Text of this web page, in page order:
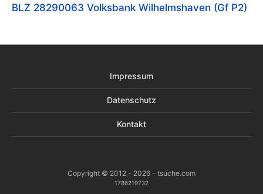
BLZ 28290063 Volksbank Wilhelmshaven (Gf P2)
Impressum
Datenschutz
Kontakt
Copyright © 2012 - 2026 - tsuche.com
1786219732